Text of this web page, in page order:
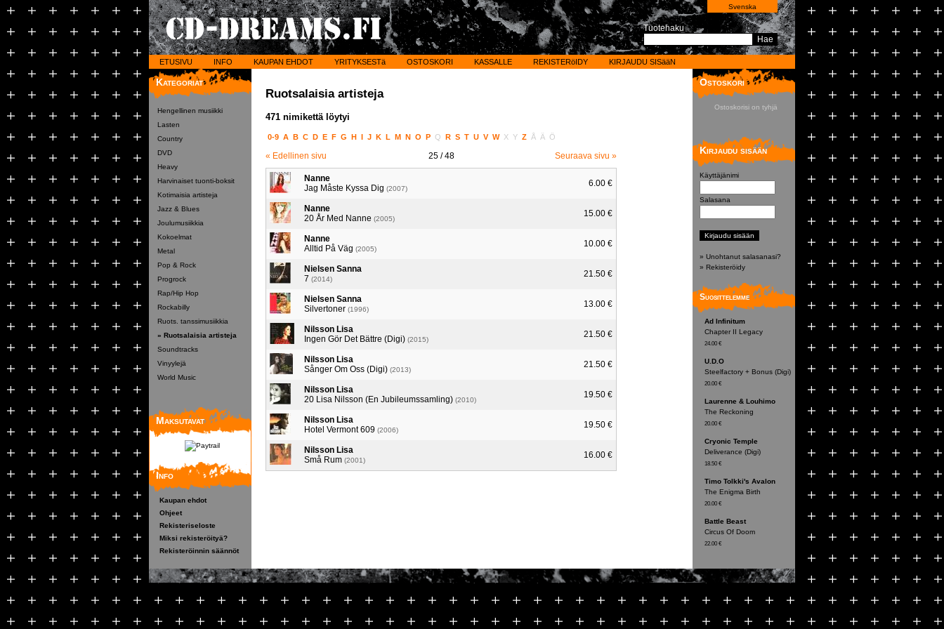
Svenska
Tuotehaku
Hae
ETUSIVU INFO KAUPAN EHDOT YRITYKSESTä OSTOSKORI KASSALLE REKISTERöIDY KIRJAUDU SISääN
Kategoriat
Hengellinen musiikki
Lasten
Country
DVD
Heavy
Harvinaiset tuonti-boksit
Kotimaisia artisteja
Jazz & Blues
Joulumusiikkia
Kokoelmat
Metal
Pop & Rock
Progrock
Rap/Hip Hop
Rockabilly
Ruots. tanssimusiikkia
» Ruotsalaisia artisteja
Soundtracks
Vinyylejä
World Music
Maksutavat
Info
Kaupan ehdot
Ohjeet
Rekisteriseloste
Miksi rekisteröityä?
Rekisteröinnin säännöt
Ruotsalaisia artisteja
471 nimikettä löytyi
0-9 A B C D E F G H I J K L M N O P Q R S T U V W X Y Z Å Ä Ö
« Edellinen sivu 25/ 48 Seuraava sivu »
Nanne
Jag Måste Kyssa Dig (2007)
6.00 €
Nanne
20 År Med Nanne (2005)
15.00 €
Nanne
Alltid På Väg (2005)
10.00 €
Nielsen Sanna
7 (2014)
21.50 €
Nielsen Sanna
Silvertoner (1996)
13.00 €
Nilsson Lisa
Ingen Gör Det Bättre (Digi) (2015)
21.50 €
Nilsson Lisa
Sånger Om Oss (Digi) (2013)
21.50 €
Nilsson Lisa
20 Lisa Nilsson (En Jubileumssamling) (2010)
19.50 €
Nilsson Lisa
Hotel Vermont 609 (2006)
19.50 €
Nilsson Lisa
Små Rum (2001)
16.00 €
Ostoskori
Ostoskorisi on tyhjä
Kirjaudu sisään
Käyttäjänimi
Salasana
» Unohtanut salasanasi?
» Rekisteröidy
Suosittelemme
Ad Infinitum
Chapter II Legacy
24.00 €
U.D.O
Steelfactory + Bonus (Digi)
20.00 €
Laurenne & Louhimo
The Reckoning
20.00 €
Cryonic Temple
Deliverance (Digi)
18.50 €
Timo Tolkki's Avalon
The Enigma Birth
20.00 €
Battle Beast
Circus Of Doom
22.00 €